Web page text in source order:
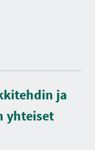
ja
yhteiset